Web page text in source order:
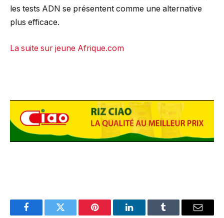
les tests ADN se présentent comme une alternative
plus efficace.
La suite sur jeune Afrique.com
FacebookTwitter Pinterest LinkedInTumblr Email